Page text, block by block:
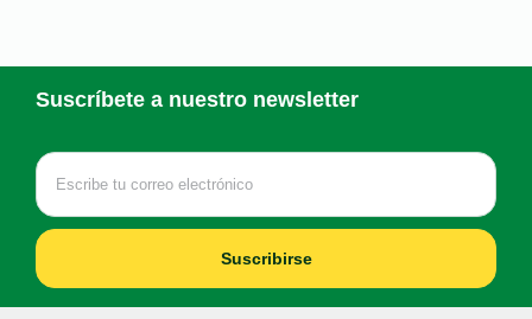
Suscríbete a nuestro newsletter
Suscribirse